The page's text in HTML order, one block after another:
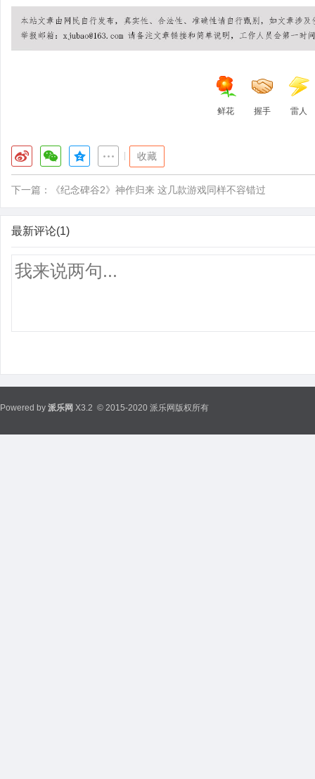
鲜花 握手 雷人
收藏
下一篇： 《纪念碑谷2》神作归来 这几款游戏同样不容错过
最新评论(1)
Powered by 派乐网 X3.2 © 2015-2020 派乐网版权所有